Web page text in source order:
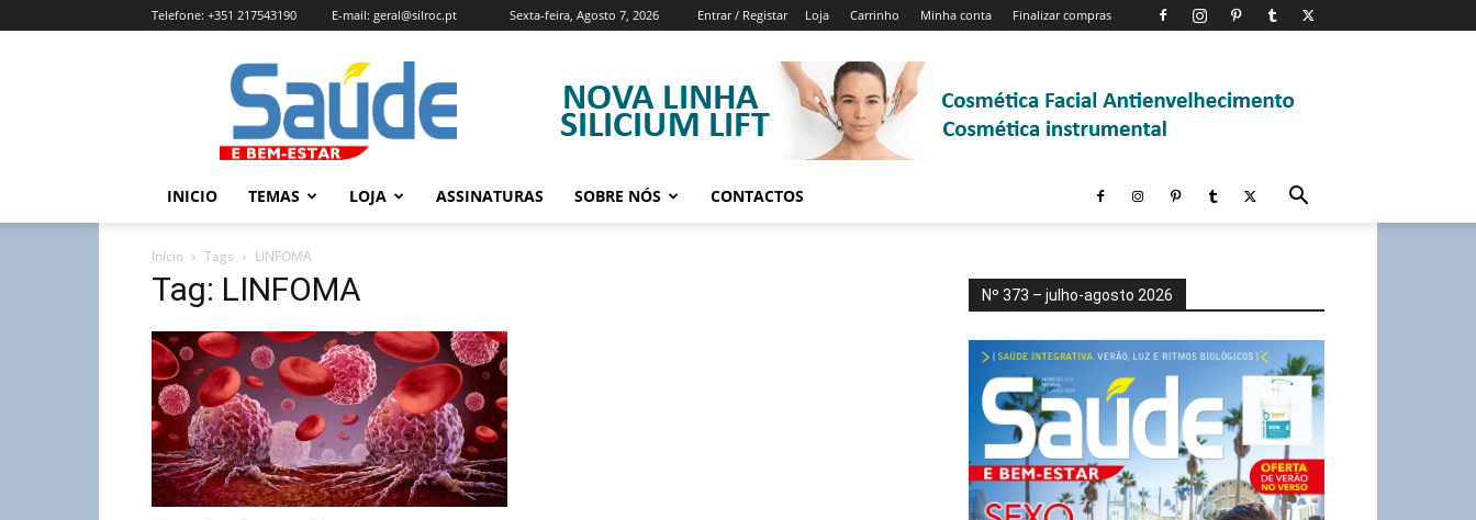
Sexta-feira, Agosto 7, 2026 Entrar / Registar Loja Carrinho Minha conta Finalizar compras
Telefone: +351 217543190 E-mail: geral@silroc.pt
Revista
Saúde
e
Bem
Estar
Edição
INICIO TEMAS LOJA ASSINATURAS SOBRE NÓS CONTACTOS
Início Tags LINFOMA
Tag: LINFOMA Nº 373 – julho-agosto 2026